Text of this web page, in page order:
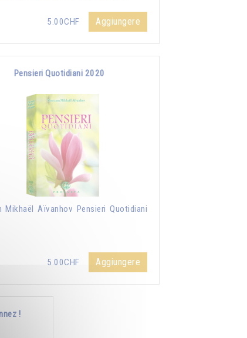
5.00CHF Aggiungere
Pensieri Quotidiani 2020
Mikhaël Aïvanhov Pensieri Quotidiani
5.00CHF Aggiungere
!